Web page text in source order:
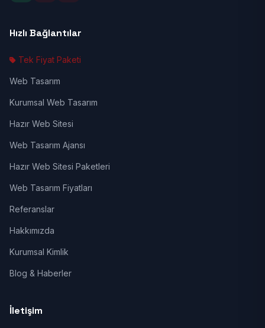
Hızlı Bağlantılar
Tek Fiyat Paketi
Web Tasarım
Kurumsal Web Tasarım
Hazır Web Sitesi
Web Tasarım Ajansı
Hazır Web Sitesi Paketleri
Web Tasarım Fiyatları
Referanslar
Hakkımızda
Kurumsal Kimlik
Blog & Haberler
İletişim